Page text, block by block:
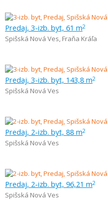
Predaj, 3-izb. byt, 61 m2
Spišská Nová Ves, Fraňa Kráľa
Predaj, 3-izb. byt, 143,8 m2
Spišská Nová Ves
Predaj, 2-izb. byt, 88 m2
Spišská Nová Ves
Predaj, 2-izb. byt, 96,21 m2
Spišská Nová Ves